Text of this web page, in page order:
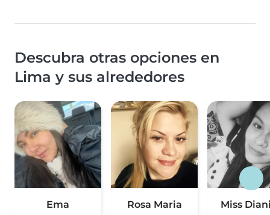
Descubra otras opciones en
Lima y sus alrededores
Ema Rosa Maria Miss